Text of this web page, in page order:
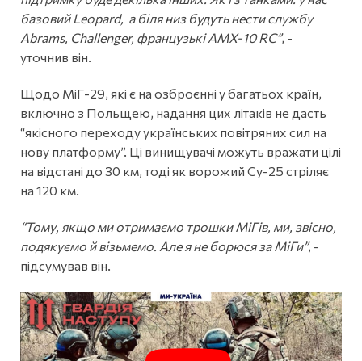
базовий Leopard, а біля низ будуть нести службу
Abrams, Challenger, французькі AMX-10 RC”, -
уточнив він.
Щодо МіГ-29, які є на озброєнні у багатьох країн,
включно з Польщею, надання цих літаків не дасть
“якісного переходу українських повітряних сил на
нову платформу”. Ці винищувачі можуть вражати цілі
на відстані до 30 км, тоді як ворожий Су-25 стріляє
на 120 км.
“Тому, якщо ми отримаємо трошки МіГів, ми, звісно,
подякуємо й візьмемо. Але я не борюся за МіГи”, -
підсумував він.